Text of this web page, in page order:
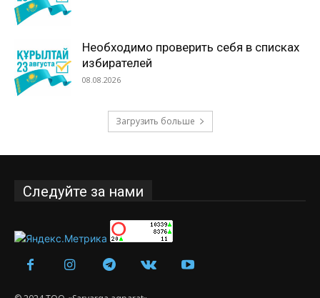
Необходимо проверить себя в списках
избирателей
08.08.2026
Загрузить больше
Следуйте за нами